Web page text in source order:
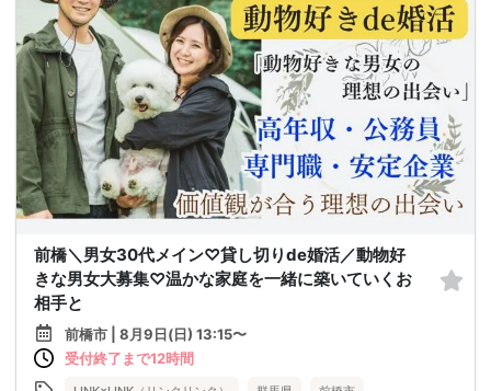
前橋＼男女30代メイン♡貸し切りde婚活／動物好
きな男女大募集♡温かな家庭を一緒に築いていくお
相手と
前橋市 | 8月9日(日) 13:15〜
受付終了まで12時間